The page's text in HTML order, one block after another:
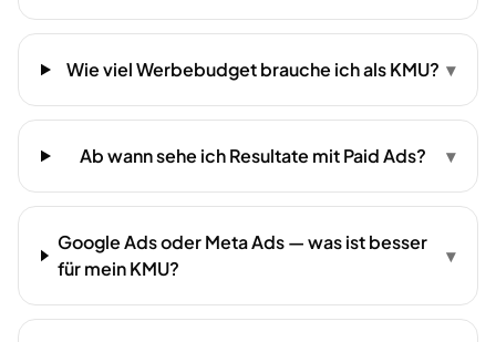
Wie viel Werbebudget brauche ich als KMU? ▾
Ab wann sehe ich Resultate mit Paid Ads? ▾
Google Ads oder Meta Ads — was ist besser
für mein KMU?
▾